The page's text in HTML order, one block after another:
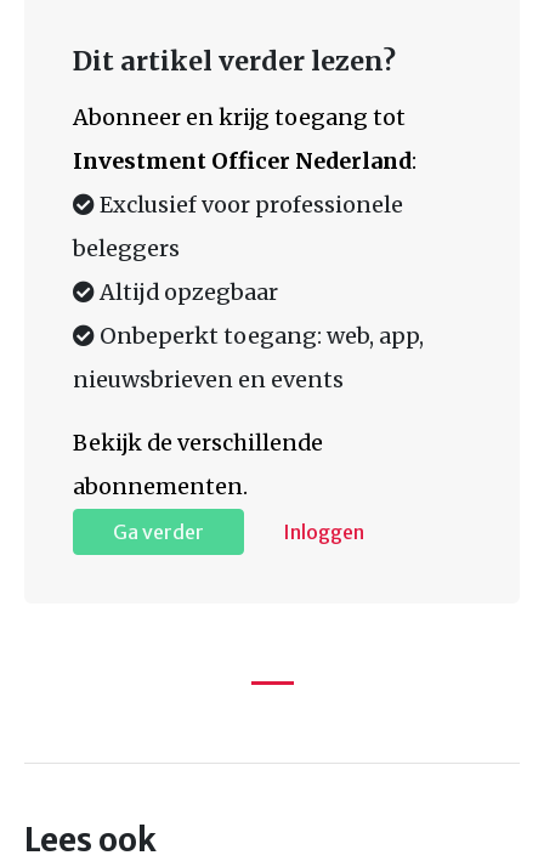
Dit artikel verder lezen?
Abonneer en krijg toegang tot
Investment Officer Nederland:
Exclusief voor professionele
beleggers
Altijd opzegbaar
Onbeperkt toegang: web, app,
nieuwsbrieven en events
Bekijk de verschillende
abonnementen.
Ga verder Inloggen
Lees ook